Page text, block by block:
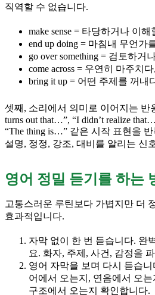
직역할 수 없습니다.
make sense = 타당하거나 이
end up doing = 마침내 무언가
go over something = 검토하거
come across = 우연히 마주치
bring it up = 어떤 주제를 꺼내
셋째, 소리에서 의미로 이어지는 반
turns out that…”, “I didn’t realize
“The thing is…” 같은 시작 표현을
설명, 정정, 강조, 대비를 알리는 신
영어 정밀 듣기를 하는
고통스러운 루틴보다 가볍지만 더
효과적입니다.
자막 없이 한 번 듣습니다. 완
요. 화자, 주제, 사건, 감정을
영어 자막을 보며 다시 듣습
어에서 오는지, 연음에서 오
구조에서 오는지 확인합니다.